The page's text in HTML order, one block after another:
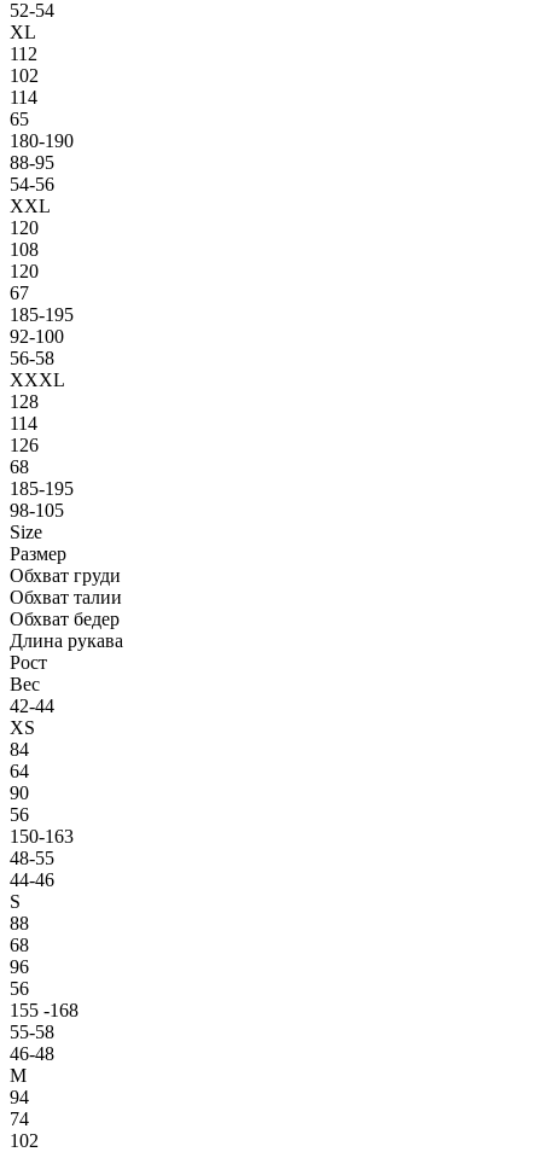
52-54
XL
112
102
114
65
180-190
88-95
54-56
XXL
120
108
120
67
185-195
92-100
56-58
XXXL
128
114
126
68
185-195
98-105
Size
Размер
Обхват груди
Обхват талии
Обхват бедер
Длина рукава
Рост
Вес
42-44
XS
84
64
90
56
150-163
48-55
44-46
S
88
68
96
56
155 -168
55-58
46-48
M
94
74
102